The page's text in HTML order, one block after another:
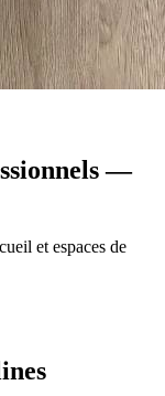
—
et espaces de